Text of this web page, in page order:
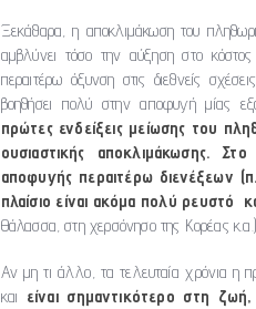
Ξεκάθαρα, η αποκλιμάκωση του
αμβλύνει τόσο την αύξηση στο
περαιτέρω όξυνση στις διεθνείς
βοηθήσει πολύ στην αποφυγή μίας
πρώτες ενδείξεις μείωσης του
ουσιαστικής αποκλιμάκωσης.
αποφυγής περαιτέρω διενέξεων
πλαίσιο είναι ακόμα πολύ ρευστό
Θάλασσα, στη χερσόνησο της Κορέας
Αν μη τι άλλο, τα τελευταία χρόνια η
και είναι σημαντικότερο στη